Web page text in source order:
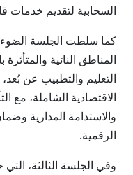
السحابية لتقديم خدمات
كما سلطت الجلسة
المناطق النائية
التعليم والتطبيب عن بُعد،
الاقتصادية الشاملة، مع
والاستدامة المدارية
الرقمية.
وفي الجلسة الثالثة،